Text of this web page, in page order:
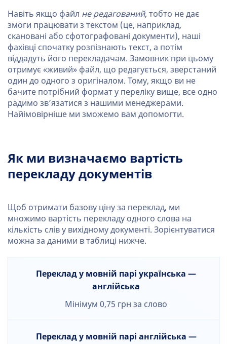
Навіть якщо файл не редагований, тобто не дає
змоги працювати з текстом (це, наприклад,
скановані або сфотографовані документи), наші
фахівці спочатку розпізнають текст, а потім
віддадуть його перекладачам. Замовник при цьому
отримує «живий» файл, що редагується, зверстаний
один до одного з оригіналом. Тому, якщо ви не
бачите потрібний формат у переліку вище, все одно
радимо зв’язатися з нашими менеджерами.
Найімовірніше ми зможемо вам допомогти.
Як ми визначаємо вартість
перекладу документів
Щоб отримати базову ціну за переклад, ми
множимо вартість перекладу одного слова на
кількість слів у вихідному документі. Зорієнтуватися
можна за даними в таблиці нижче.
Переклад у мовній парі українська —
англійська
Мінімум 0,75 грн за слово
Переклад у мовній парі англійська —